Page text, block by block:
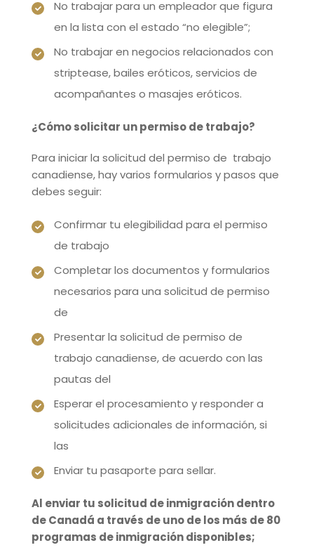
No trabajar para un empleador que figura
en la lista con el estado “no elegible”;
No trabajar en negocios relacionados con
striptease, bailes eróticos, servicios de
acompañantes o masajes eróticos.
¿Cómo solicitar un permiso de trabajo?
Para iniciar la solicitud del permiso de trabajo
canadiense, hay varios formularios y pasos que
debes seguir:
Confirmar tu elegibilidad para el permiso
de trabajo
Completar los documentos y formularios
necesarios para una solicitud de permiso
de
Presentar la solicitud de permiso de
trabajo canadiense, de acuerdo con las
pautas del
Esperar el procesamiento y responder a
solicitudes adicionales de información, si
las
Enviar tu pasaporte para sellar.
Al enviar tu solicitud de inmigración dentro
de Canadá a través de uno de los más de 80
programas de inmigracióndisponibles;